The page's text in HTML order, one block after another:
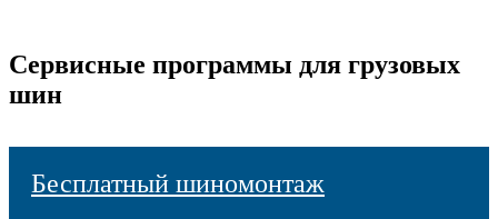
Сервисные программы для грузовых
шин
Бесплатный шиномонтаж